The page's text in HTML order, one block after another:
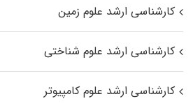
کارشناسی ارشد علوم زمین
کارشناسی ارشد علوم شناختی
کارشناسی ارشد علوم کامپیوتر